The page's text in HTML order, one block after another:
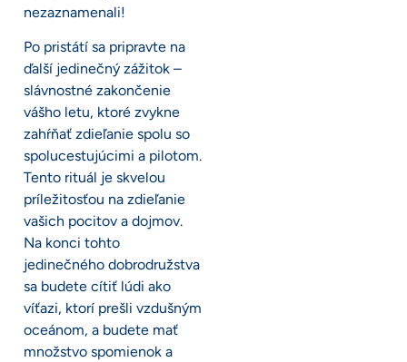
nezaznamenali!
Po pristátí sa pripravte na
ďalší jedinečný zážitok –
slávnostné zakončenie
vášho letu, ktoré zvykne
zahŕňať zdieľanie spolu so
spolucestujúcimi a pilotom.
Tento rituál je skvelou
príležitosťou na zdieľanie
vašich pocitov a dojmov.
Na konci tohto
jedinečného dobrodružstva
sa budete cítiť lúdi ako
víťazi, ktorí prešli vzdušným
oceánom, a budete mať
množstvo spomienok a